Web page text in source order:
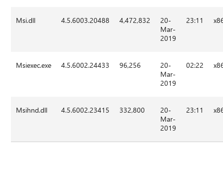
Msi.dll 4.5.6003.20488 4,472,832
20-
Mar-
2019
23:11
Msiexec.exe 4.5.6002.24433 96,256
20-
Mar-
2019
02:22
Msihnd.dll 4.5.6002.23415 332,800
20-
Mar-
2019
23:11